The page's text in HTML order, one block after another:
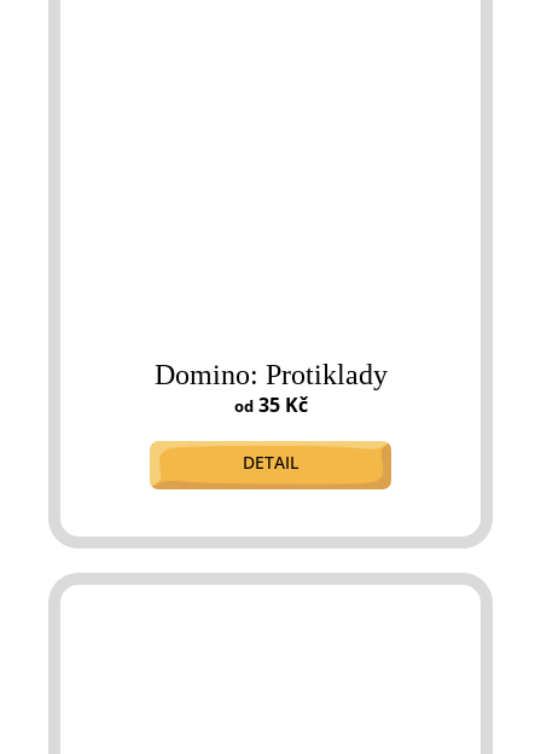
Domino: Protiklady
od35 Kč
DETAIL